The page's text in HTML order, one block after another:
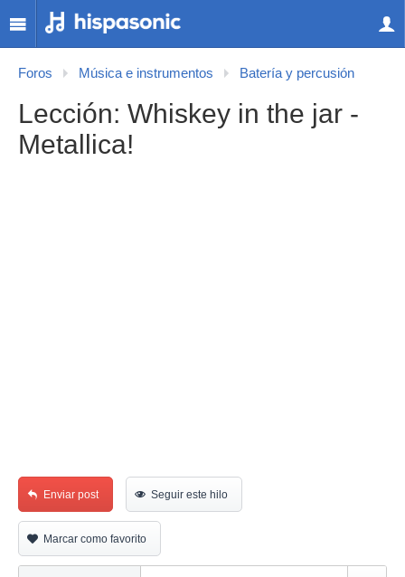
Foros Música e instrumentos Batería y percusión
Lección: Whiskey in the jar -
Metallica!
Enviar post Seguir este hilo
Marcar como favorito